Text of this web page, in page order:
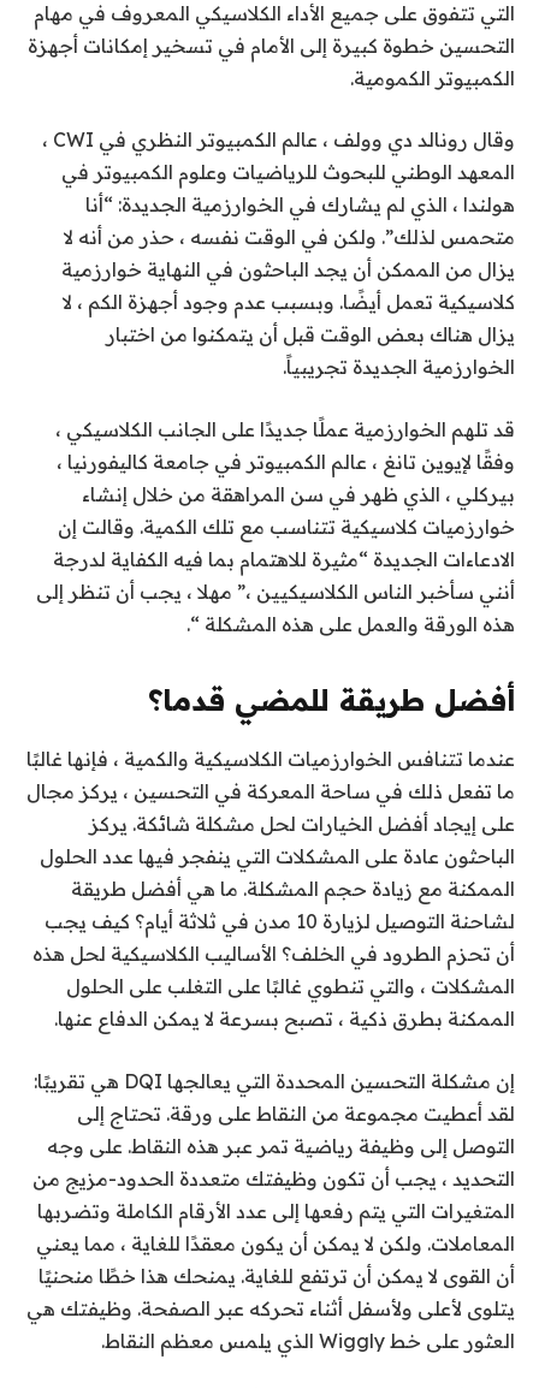
التي تتفوق على جميع الأداء الكلاسيكي المعروف في مهام
التحسين خطوة كبيرة إلى الأمام في تسخير إمكانات أجهزة
الكمبيوتر الكمومية.
وقال رونالد دي وولف ، عالم الكمبيوتر النظري في CWI ،
المعهد الوطني للبحوث للرياضيات وعلوم الكمبيوتر في
هولندا ، الذي لم يشارك في الخوارزمية الجديدة: “أنا
متحمس لذلك”. ولكن في الوقت نفسه ، حذر من أنه لا
يزال من الممكن أن يجد الباحثون في النهاية خوارزمية
كلاسيكية تعمل أيضًا. وبسبب عدم وجود أجهزة الكم ، لا
يزال هناك بعض الوقت قبل أن يتمكنوا من اختبار
الخوارزمية الجديدة تجريبياً.
قد تلهم الخوارزمية عملًا جديدًا على الجانب الكلاسيكي ،
وفقًا لإيوين تانغ ، عالم الكمبيوتر في جامعة كاليفورنيا ،
بيركلي ، الذي ظهر في سن المراهقة من خلال إنشاء
خوارزميات كلاسيكية تتناسب مع تلك الكمية. وقالت إن
الادعاءات الجديدة “مثيرة للاهتمام بما فيه الكفاية لدرجة
أنني سأخبر الناس الكلاسيكيين ،” مهلا ، يجب أن تنظر إلى
هذه الورقة والعمل على هذه المشكلة “.
أفضل طريقة للمضي قدما؟
عندما تتنافس الخوارزميات الكلاسيكية والكمية ، فإنها غالبًا
ما تفعل ذلك في ساحة المعركة في التحسين ، يركز مجال
على إيجاد أفضل الخيارات لحل مشكلة شائكة. يركز
الباحثون عادة على المشكلات التي ينفجر فيها عدد الحلول
الممكنة مع زيادة حجم المشكلة. ما هي أفضل طريقة
لشاحنة التوصيل لزيارة 10 مدن في ثلاثة أيام؟ كيف يجب
أن تحزم الطرود في الخلف؟ الأساليب الكلاسيكية لحل هذه
المشكلات ، والتي تنطوي غالبًا على التغلب على الحلول
الممكنة بطرق ذكية ، تصبح بسرعة لا يمكن الدفاع عنها.
إن مشكلة التحسين المحددة التي يعالجها DQI هي تقريبًا:
لقد أعطيت مجموعة من النقاط على ورقة. تحتاج إلى
التوصل إلى وظيفة رياضية تمر عبر هذه النقاط. على وجه
التحديد ، يجب أن تكون وظيفتك متعددة الحدود-مزيج من
المتغيرات التي يتم رفعها إلى عدد الأرقام الكاملة وتضربها
المعاملات. ولكن لا يمكن أن يكون معقدًا للغاية ، مما يعني
أن القوى لا يمكن أن ترتفع للغاية. يمنحك هذا خطًا منحنيًا
يتلوى لأعلى ولأسفل أثناء تحركه عبر الصفحة. وظيفتك هي
العثور على خط Wiggly الذي يلمس معظم النقاط.